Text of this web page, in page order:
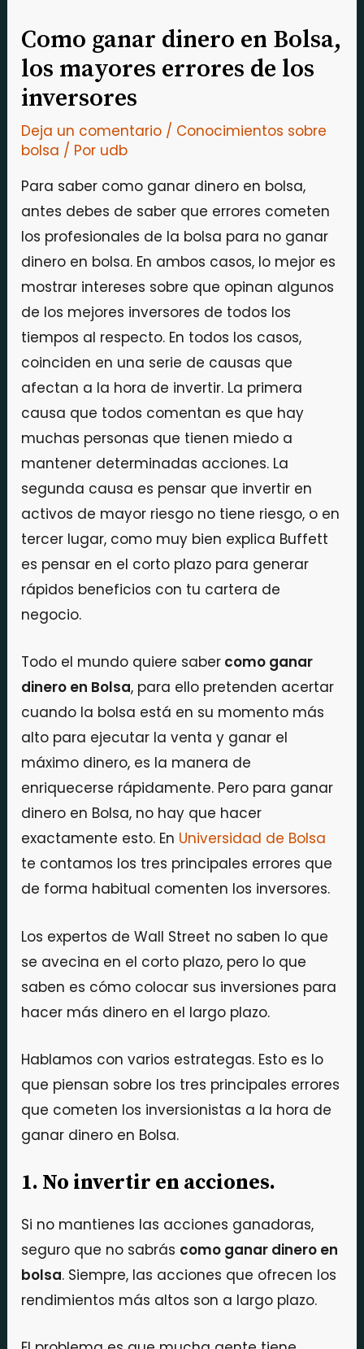
Como ganar dinero en Bolsa,
los mayores errores de los
inversores
Deja un comentario / Conocimientos sobre
bolsa / Por udb
Para saber como ganar dinero en bolsa,
antes debes de saber que errores cometen
los profesionales de la bolsa para no ganar
dinero en bolsa. En ambos casos, lo mejor es
mostrar intereses sobre que opinan algunos
de los mejores inversores de todos los
tiempos al respecto. En todos los casos,
coinciden en una serie de causas que
afectan a la hora de invertir. La primera
causa que todos comentan es que hay
muchas personas que tienen miedo a
mantener determinadas acciones. La
segunda causa es pensar que invertir en
activos de mayor riesgo no tiene riesgo, o en
tercer lugar, como muy bien explica Buffett
es pensar en el corto plazo para generar
rápidos beneficios con tu cartera de
negocio.
Todo el mundo quiere saber como ganar
dinero en Bolsa, para ello pretenden acertar
cuando la bolsa está en su momento más
alto para ejecutar la venta y ganar el
máximo dinero, es la manera de
enriquecerse rápidamente. Pero para ganar
dinero en Bolsa, no hay que hacer
exactamente esto. En Universidad de Bolsa
te contamos los tres principales errores que
de forma habitual comenten los inversores.
Los expertos de Wall Street no saben lo que
se avecina en el corto plazo, pero lo que
saben es cómo colocar sus inversiones para
hacer más dinero en el largo plazo.
Hablamos con varios estrategas. Esto es lo
que piensan sobre los tres principales errores
que cometen los inversionistas a la hora de
ganar dinero en Bolsa.
1. No invertir en acciones.
Si no mantienes las acciones ganadoras,
seguro que no sabrás como ganar dinero en
bolsa. Siempre, las acciones que ofrecen los
rendimientos más altos son a largo plazo.